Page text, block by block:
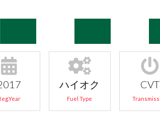
ハイオク
Fuel Type
CVT